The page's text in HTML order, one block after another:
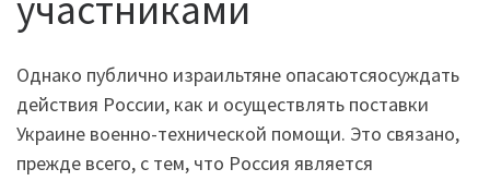
Однако публично израильтяне опасаютсяосуждать
действия России, как и осуществлять поставки
Украине военно-технической помощи. Это связано,
прежде всего, с тем, что Россия является